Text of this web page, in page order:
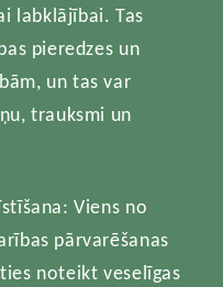
labklājībai. Tas
pieredzes un
un tas var
trauksmi un
Viens no
pārvarēšanas
noteikt veselīgas